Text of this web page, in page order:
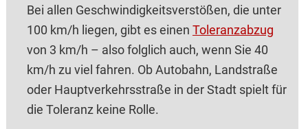
Bei allen Geschwindigkeitsverstößen, die unter
100 km/h liegen, gibt es einen Toleranzabzug
von 3 km/h – also folglich auch, wenn Sie 40
km/h zu viel fahren. Ob Autobahn, Landstraße
oder Hauptverkehrsstraße in der Stadt spielt für
die Toleranz keine Rolle.